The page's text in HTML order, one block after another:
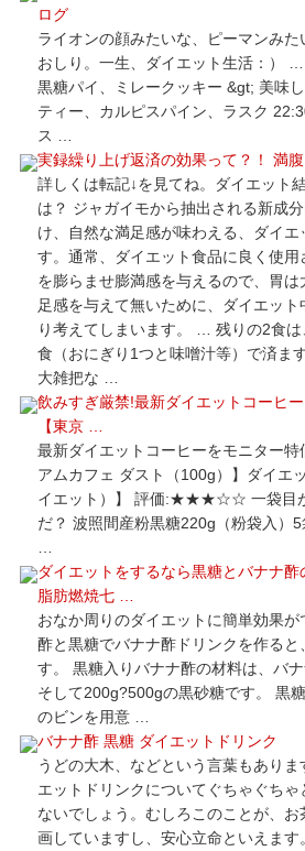
ログ
ライオンの顔みたいな、ピーマンみ
おしり。一生、ダイエット生活：）
黒糖パイ、ミレークッキー &gt; 美味
ティー、カルピスパイン、ラスク
ス …
実録繰り上げ返済の効果って？！ 満
詳しくは転記↓を見てね。ダイエット
は？ ジャガイモから抽出される新成
け、自然な満足感が味わえる、ダイ
す。通常、ダイエット食品に良く使用
を膨らませ膨満感を与えるので、胃
足感を与えて無いために、ダイエッ
り考えてしまいます。 … 残りの2食
食（おにぎり1つと味噌汁等）で済ま
大雑把な …
飲みすぎ厳禁!最新ダイエットコーヒ
【東京 …
最新ダイエットコーヒーをモニター特
アムカフェ ダスト（100g）】ダイエ
イエット）】 評価:★★★☆☆ 一袋目が
だ？ 波照間産粉黒糖220g（粉袋入）5
ダイエットをするなら黒糖とバナナ
脂肪燃焼七 …
おなか周りのダイエットに簡単効果が
酢と黒糖でバナナ酢ドリンクを作ると
す。 黒糖入りバナナ酢の材料は、バ
そして200g?500gの黒砂糖です。 黒
のビンを用意 …
バナナ酢 黒糖 ダイエットドリンク
うどの大木、などという言葉もあり
エットドリンクについてぐちゃぐち
ないでしょう。むしろこのことが、
画していますし、安心立命といえます